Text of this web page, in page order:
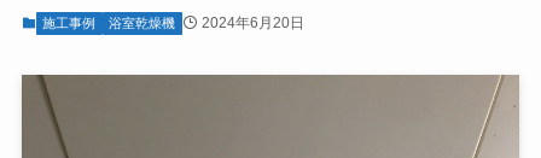
施工事例 浴室乾燥機 2024年6月20日